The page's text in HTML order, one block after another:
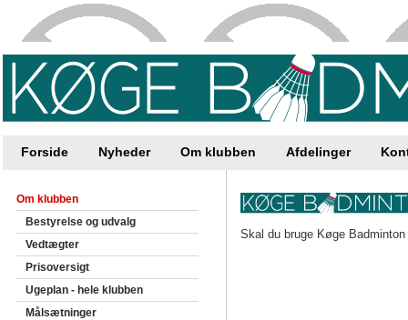
Forside Nyheder Om klubben Afdelinger
Om klubben
Bestyrelse og udvalg
Vedtægter
Prisoversigt
Ugeplan - hele klubben
Målsætninger
Skal du bruge Køge